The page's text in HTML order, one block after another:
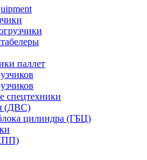
паллет
спецтехники
(ДВС)
цилиндра (ГБЦ)